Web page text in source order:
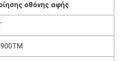
οθόνης αφής